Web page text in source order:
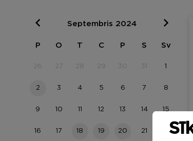
Septembris 2024
P O T C P S Sv
26 27 28 29 30 31 1
2 3 4 5 6 7 8
9 10 11 12 13 14 15
16 17 18 19 20 21 22